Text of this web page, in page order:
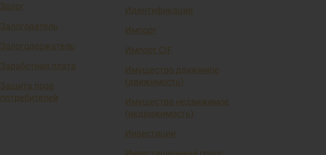
Залог
Залогодатель
Залогодержатель
Заработная плата
Защита прав
потребителей
Идентификация
Импорт
Импорт CIF
Имущество движимое
(движимость)
Имущество недвижимое
(недвижимость)
Инвестиции